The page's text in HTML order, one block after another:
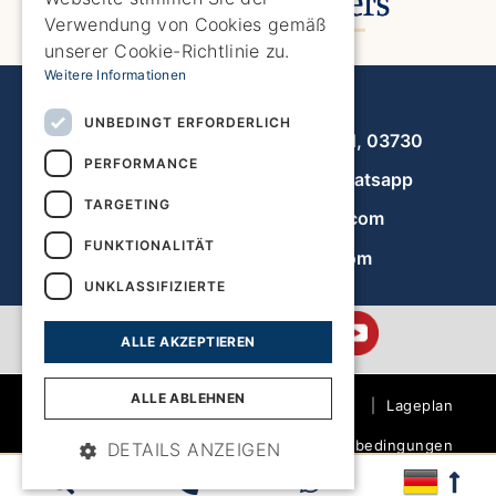
Avenida de la Libertad 19, local 11, 03730
Whatsapp
info@javeahomefinders.com
de.javeahomefinders.com
Lageplan
Allgemeine Geschäftsbedingungen
|
FRENCH
DUTCH
Verwendung von Cookies gemäß
unserer Cookie-Richtlinie zu.
Weitere Informationen
UNBEDINGT ERFORDERLICH
PERFORMANCE
TARGETING
FUNKTIONALITÄT
UNKLASSIFIZIERTE
ALLE AKZEPTIEREN
ALLE ABLEHNEN
DETAILS ANZEIGEN